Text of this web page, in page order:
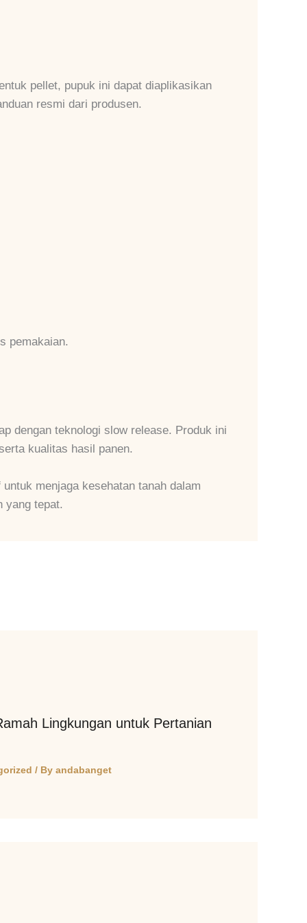
pellet, pupuk ini dapat diaplikasikan
resmi dari produsen.
pemakaian.
dengan teknologi slow release. Produk ini
kualitas hasil panen.
menjaga kesehatan tanah dalam
yang tepat.
Lingkungan untuk Pertanian
/ By andabanget